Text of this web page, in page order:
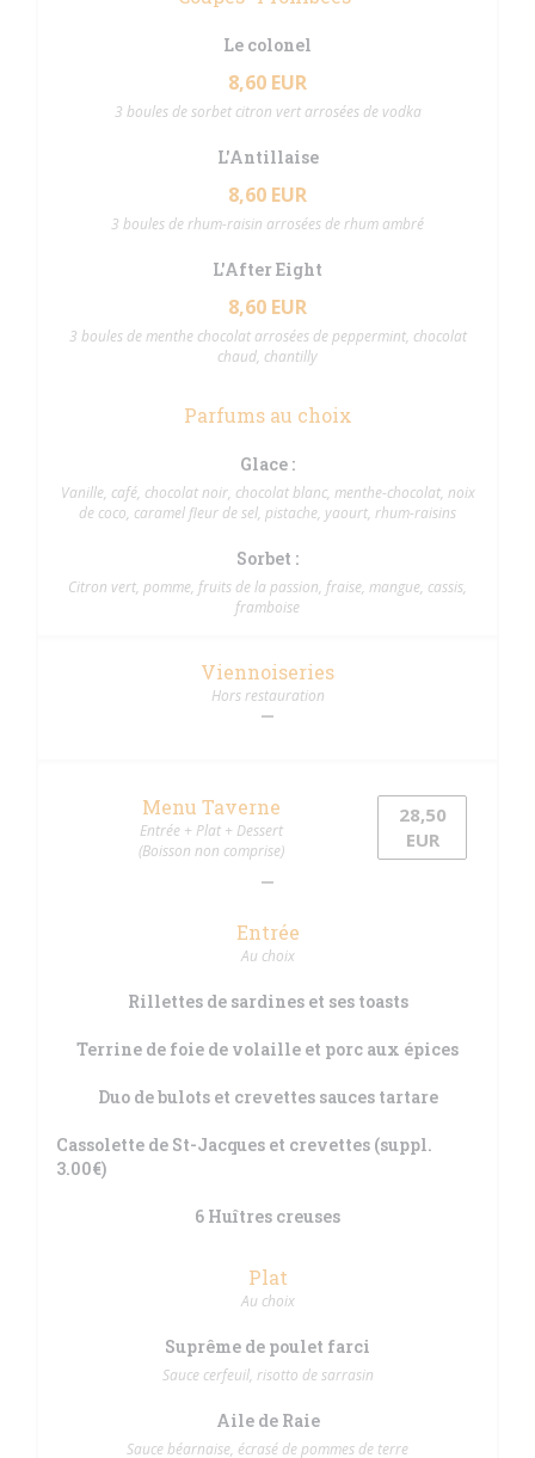
Le colonel
8,60 EUR
3 boules de sorbet citron vert arrosées de vodka
L'Antillaise
8,60 EUR
3 boules de rhum-raisin arrosées de rhum ambré
L'After Eight
8,60 EUR
3 boules de menthe chocolat arrosées de peppermint, chocolat
chaud, chantilly
Parfums au choix
Glace :
Vanille, café, chocolat noir, chocolat blanc, menthe-chocolat, noix
de coco, caramel fleur de sel, pistache, yaourt, rhum-raisins
Sorbet :
Citron vert, pomme, fruits de la passion, fraise, mangue, cassis,
framboise
Viennoiseries
Hors restauration
Menu Taverne
Entrée + Plat + Dessert
(Boisson non comprise)
28,50
EUR
Entrée
Au choix
Rillettes de sardines et ses toasts
Terrine de foie de volaille et porc aux épices
Duo de bulots et crevettes sauces tartare
Cassolette de St-Jacques et crevettes (suppl.
3.00€)
6 Huîtres creuses
Plat
Au choix
Suprême de poulet farci
Sauce cerfeuil, risotto de sarrasin
Aile de Raie
Sauce béarnaise, écrasé de pommes de terre